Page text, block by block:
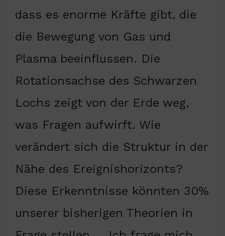
dass es enorme Kräfte gibt, die
die Bewegung von Gas und
Plasma beeinflussen. Die
Rotationsachse des Schwarzen
Lochs zeigt von der Erde weg,
was Fragen aufwirft. Wie
verändert sich die Struktur in der
Nähe des Ereignishorizonts?
Diese Erkenntnisse könnten 30%
unserer bisherigen Theorien in